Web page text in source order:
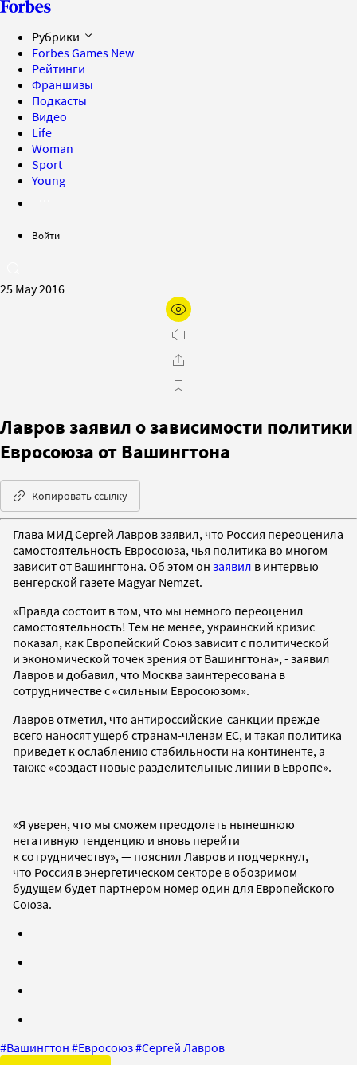
Рубрики
Forbes Games New
Рейтинги
Франшизы
Подкасты
Видео
Life
Woman
Sport
Young
Войти
25 May 2016
Лавров заявил о зависимости политики
Евросоюза от Вашингтона
Копировать ссылку
Глава МИД Сергей Лавров заявил, что Россия переоценила
самостоятельность Евросоюза, чья политика во многом
зависит от Вашингтона. Об этом он заявил в интервью
венгерской газете Magyar Nemzet.
«Правда состоит в том, что мы немного переоценил
самостоятельность! Тем не менее, украинский кризис
показал, как Европейский Союз зависит с политической
и экономической точек зрения от Вашингтона», - заявил
Лавров и добавил, что Москва заинтересована в
сотрудничестве с «сильным Евросоюзом».
Лавров отметил, что антироссийские санкции прежде
всего наносят ущерб странам-членам ЕС, и такая политика
приведет к ослаблению стабильности на континенте, а
также «создаст новые разделительные линии в Европе».
«Я уверен, что мы сможем преодолеть нынешнюю
негативную тенденцию и вновь перейти
к сотрудничеству», — пояснил Лавров и подчеркнул,
что Россия в энергетическом секторе в обозримом
будущем будет партнером номер один для Европейского
Союза.
#Вашингтон #Евросоюз#Сергей Лавров